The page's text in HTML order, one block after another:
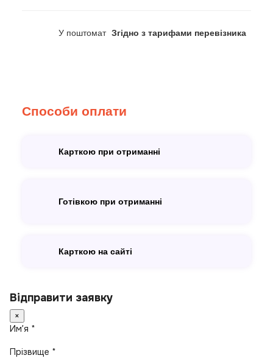
У поштомат Згідно з тарифами перевізника
Способи оплати
Карткою при отриманні
Готівкою при отриманні
Карткою на сайті
Відправити заявку
×
Имʼя *
Прізвище *